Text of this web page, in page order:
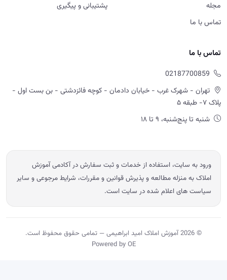
مجله
تماس با ما
پشتیبانی و پیگیری
تماس با ما
02187700859
تهران - شهرک غرب - خیابان دادمان - کوچه فائزدشتی - بن بست اول -
پلاک ۷- طبقه ۵
شنبه تا پنج‌شنبه، ۹ تا ۱۸
ورود به سایت، استفاده از خدمات و ثبت سفارش در آکادمی آموزش
املاک به منزله مطالعه و پذیرش قوانین و مقررات، شرایط مرجوعی و سایر
سیاست های اعلام شده در سایت است.
© 2026 آموزش املاک امید ابراهیمی — تمامی حقوق محفوظ است.
Powered by OE